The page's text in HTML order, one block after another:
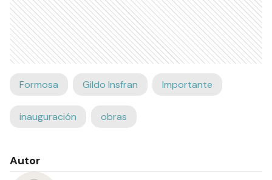
Formosa Gildo Insfran Importante
inauguración obras
Autor